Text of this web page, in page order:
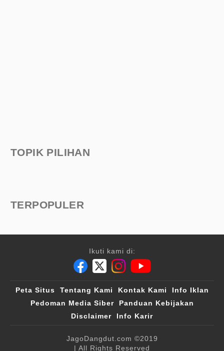
TOPIK PILIHAN
TERPOPULER
Ikuti kami di:
Peta Situs Tentang Kami Kontak Kami
Info Iklan
Pedoman Media Siber
Panduan Kebijakan
Disclaimer
Info Karir
JagoDangdut.com ©2019
| All Rights Reserved